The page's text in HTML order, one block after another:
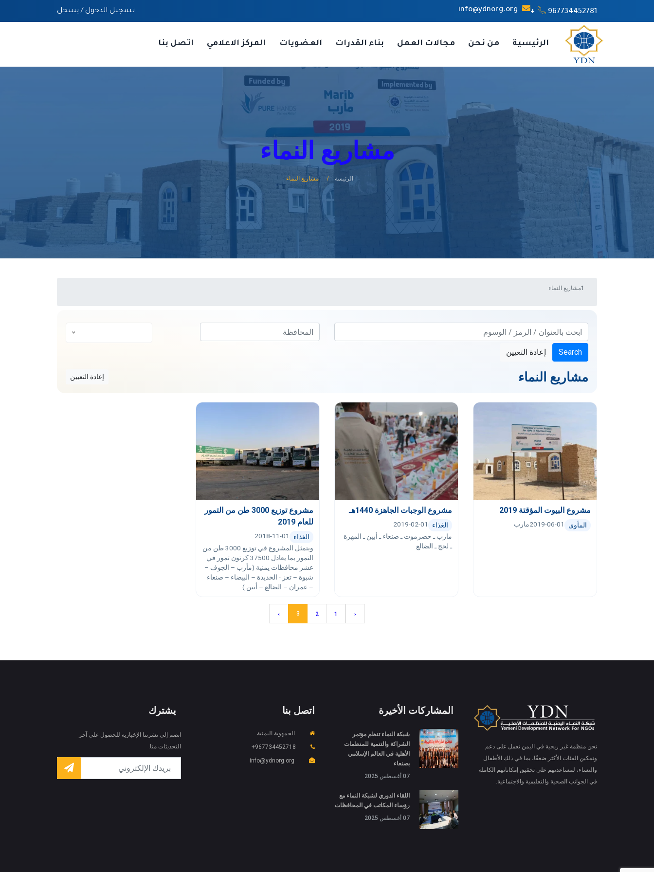
967734452781+
info@ydnorg.org تسجيل الدخول / يسجل
الرئيسية من نحن مجالات العمل بناء القدرات العضويات المركز الاعلامي اتصل بنا
مشاريع النماء
الرئيسة مشاريع النماء
مشاريع النماء
— كل الفئات —
Search إعادة التعيين
مشاريع النماء إعادة التعيين
مشروع البيوت المؤقتة 2019
المأوى 2019-06-01مارب
مشروع الوجبات الجاهزة 1440هـ
الغذاء
2019-02-01
مارب ـ حضرموت ـ صنعاء ـ أبين ـ المهرة
ـ لحج ـ الضالع
مشروع توزيع 3000 طن من التمور
للعام 2019
الغذاء
2018-11-01
ويتمثل المشروع في توزيع 3000 طن من
التمور بما يعادل 37500 كرتون تمور في
عشر محافظات يمنية (مأرب – الجوف –
شبوة – تعز - الحديدة – البيضاء – صنعاء
– عمران – الضالع – أبين )
‹
1
2
3
›
نحن منظمة غير ربحية في اليمن تعمل على دعم
وتمكين الفئات الأكثر ضعفًا، بما في ذلك الأطفال
والنساء، لمساعدتهم على تحقيق إمكاناتهم الكاملة
في الجوانب الصحية والتعليمية والاجتماعية.
المشاركات الأخيرة
شبكة النماء تنظم مؤتمر
الشراكة والتنمية للمنظمات
الأهلية في العالم الإسلامي
بصنعاء
07 أغسطس 2025
اللقاء الدوري لشبكة النماء مع
رؤساء المكاتب في المحافظات
07 أغسطس 2025
اتصل بنا
الجمهوية اليمنية
967734452718+
info@ydnorg.org
يشترك
انضم إلى نشرتنا الإخبارية للحصول على آخر
التحديثات منا.
Is education residence conveying so so. Suppose
unsatiable assistance compliment occasional too
reasonably advantages.More information